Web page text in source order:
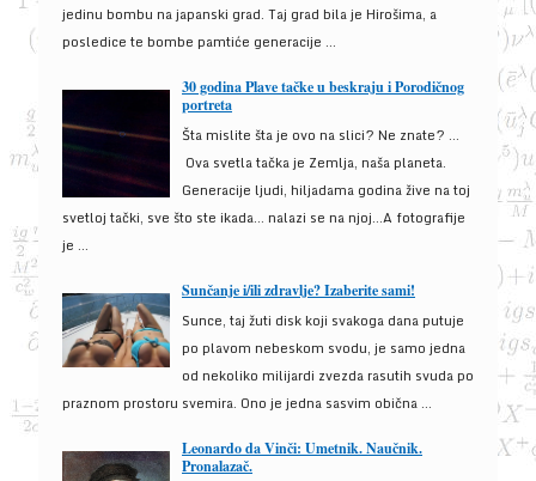
jedinu bombu na japanski grad. Taj grad bila je Hirošima, a
posledice te bombe pamtiće generacije ...
30 godina Plave tačke u beskraju i Porodičnog
portreta
Šta mislite šta je ovo na slici? Ne znate? …
Ova svetla tačka je Zemlja, naša planeta.
Generacije ljudi, hiljadama godina žive na toj
svetloj tački, sve što ste ikada… nalazi se na njoj…A fotografije
je ...
Sunčanje i/ili zdravlje? Izaberite sami!
Sunce, taj žuti disk koji svakoga dana putuje
po plavom nebeskom svodu, je samo jedna
od nekoliko milijardi zvezda rasutih svuda po
praznom prostoru svemira. Ono je jedna sasvim obična ...
Leonardo da Vinči: Umetnik. Naučnik.
Pronalazač.